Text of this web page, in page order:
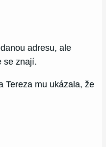
adresu, ale
se znají.
Tereza mu ukázala, že